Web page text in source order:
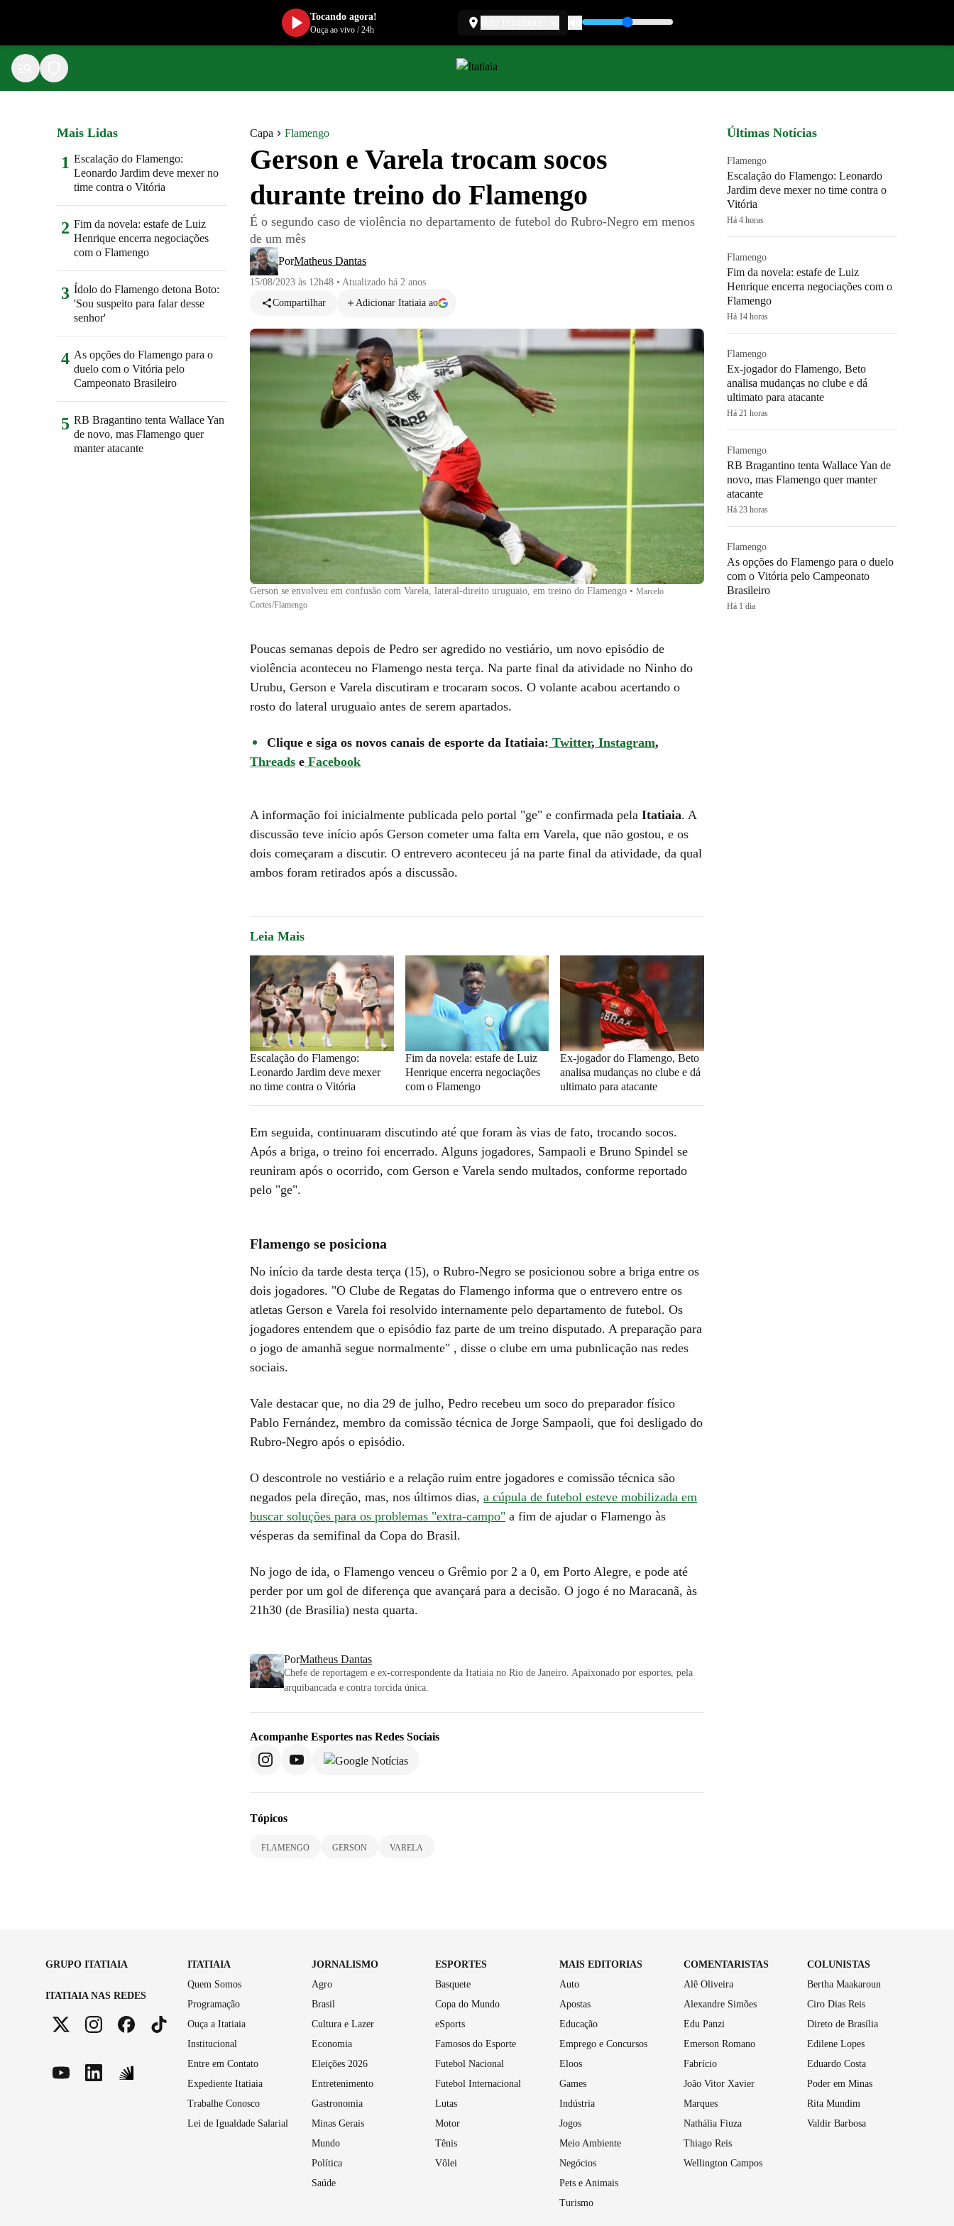
Capa Flamengo
Gerson e Varela trocam socos
durante treino do Flamengo
É o segundo caso de violência no departamento de futebol do Rubro-Negro em menos
de um mês
PorMatheus Dantas
15/08/2023 às 12h48 • Atualizado há 2 anos
Compartilhar
Adicionar Itatiaia ao
Gerson se envolveu em confusão com Varela, lateral-direito uruguaio, em treino do Flamengo • Marcelo
Cortes/Flamengo
Poucas semanas depois de Pedro ser agredido no vestiário, um novo episódio de
violência aconteceu no Flamengo nesta terça. Na parte final da atividade no Ninho do
Urubu, Gerson e Varela discutiram e trocaram socos. O volante acabou acertando o
rosto do lateral uruguaio antes de serem apartados.
Clique e siga os novos canais de esporte da Itatiaia: Twitter, Instagram,
Threads e Facebook
A informação foi inicialmente publicada pelo portal "ge" e confirmada pela Itatiaia. A
discussão teve início após Gerson cometer uma falta em Varela, que não gostou, e os
dois começaram a discutir. O entrevero aconteceu já na parte final da atividade, da qual
ambos foram retirados após a discussão.
Leia Mais
Escalação do Flamengo:
Leonardo Jardim deve mexer
no time contra o Vitória
Fim da novela: estafe de Luiz
Henrique encerra negociações
com o Flamengo
Ex-jogador do Flamengo, Beto
analisa mudanças no clube e dá
ultimato para atacante
Em seguida, continuaram discutindo até que foram às vias de fato, trocando socos.
Após a briga, o treino foi encerrado. Alguns jogadores, Sampaoli e Bruno Spindel se
reuniram após o ocorrido, com Gerson e Varela sendo multados, conforme reportado
pelo "ge".
Flamengo se posiciona
No início da tarde desta terça (15), o Rubro-Negro se posicionou sobre a briga entre os
dois jogadores. "O Clube de Regatas do Flamengo informa que o entrevero entre os
atletas Gerson e Varela foi resolvido internamente pelo departamento de futebol. Os
jogadores entendem que o episódio faz parte de um treino disputado. A preparação para
o jogo de amanhã segue normalmente" , disse o clube em uma pubnlicação nas redes
sociais.
Vale destacar que, no dia 29 de julho, Pedro recebeu um soco do preparador físico
Pablo Fernández, membro da comissão técnica de Jorge Sampaoli, que foi desligado do
Rubro-Negro após o episódio.
O descontrole no vestiário e a relação ruim entre jogadores e comissão técnica são
negados pela direção, mas, nos últimos dias, a cúpula de futebol esteve mobilizada em
buscar soluções para os problemas "extra-campo" a fim de ajudar o Flamengo às
vésperas da semifinal da Copa do Brasil.
No jogo de ida, o Flamengo venceu o Grêmio por 2 a 0, em Porto Alegre, e pode até
perder por um gol de diferença que avançará para a decisão. O jogo é no Maracanã, às
21h30 (de Brasilia) nesta quarta.
PorMatheus Dantas
Chefe de reportagem e ex-correspondente da Itatiaia no Rio de Janeiro. Apaixonado por esportes, pela
arquibancada e contra torcida única.
Acompanhe Esportes nas Redes Sociais
Tópicos
FLAMENGO GERSON VARELA
Mais Lidas
1 Escalação do Flamengo:
Leonardo Jardim deve mexer no
time contra o Vitória
2 Fim da novela: estafe de Luiz
Henrique encerra negociações
com o Flamengo
3 Ídolo do Flamengo detona Boto:
'Sou suspeito para falar desse
senhor'
4 As opções do Flamengo para o
duelo com o Vitória pelo
Campeonato Brasileiro
5 RB Bragantino tenta Wallace Yan
de novo, mas Flamengo quer
manter atacante
Últimas Notícias
Flamengo
Escalação do Flamengo: Leonardo
Jardim deve mexer no time contra o
Vitória
Há 4 horas
Flamengo
Fim da novela: estafe de Luiz
Henrique encerra negociações com o
Flamengo
Há 14 horas
Flamengo
Ex-jogador do Flamengo, Beto
analisa mudanças no clube e dá
ultimato para atacante
Há 21 horas
Flamengo
RB Bragantino tenta Wallace Yan de
novo, mas Flamengo quer manter
atacante
Há 23 horas
Flamengo
As opções do Flamengo para o duelo
com o Vitória pelo Campeonato
Brasileiro
Há 1 dia
GRUPO ITATIAIA
ITATIAIA NAS REDES
ITATIAIA
Quem Somos
Programação
Ouça a Itatiaia
Institucional
Entre em Contato
Expediente Itatiaia
Trabalhe Conosco
Lei de Igualdade Salarial
JORNALISMO
Agro
Brasil
Cultura e Lazer
Economia
Eleições 2026
Entretenimento
Gastronomia
Minas Gerais
Mundo
Política
Saúde
ESPORTES
Basquete
Copa do Mundo
eSports
Famosos do Esporte
Futebol Nacional
Futebol Internacional
Lutas
Motor
Tênis
Vôlei
MAIS EDITORIAS
Auto
Apostas
Educação
Emprego e Concursos
Eloos
Games
Indústria
Jogos
Meio Ambiente
Negócios
Pets e Animais
Turismo
COMENTARISTAS
Alê Oliveira
Alexandre Simões
Edu Panzi
Emerson Romano
Fabrício
João Vitor Xavier
Marques
Nathália Fiuza
Thiago Reis
Wellington Campos
COLUNISTAS
Bertha Maakaroun
Ciro Dias Reis
Direto de Brasília
Edilene Lopes
Eduardo Costa
Poder em Minas
Rita Mundim
Valdir Barbosa
Tocando agora!
Ouça ao vivo/24h